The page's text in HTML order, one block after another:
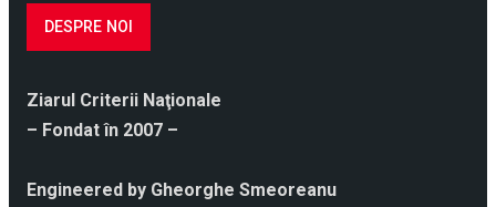
DESPRE NOI
Ziarul Criterii Naţionale
– Fondat în 2007 –
Engineered by Gheorghe Smeoreanu